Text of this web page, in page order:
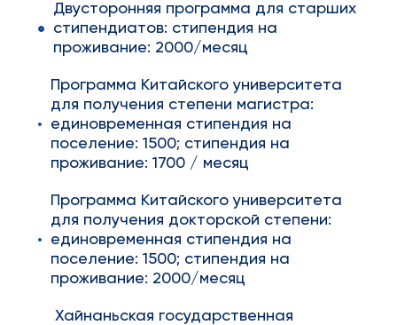
Двусторонняя программа для старших
стипендиатов: стипендия на
проживание: 2000/месяц
Программа Китайского университета
для получения степени магистра:
единовременная стипендия на
поселение: 1500; стипендия на
проживание: 1700 / месяц
Программа Китайского университета
для получения докторской степени:
единовременная стипендия на
поселение: 1500; стипендия на
проживание: 2000/месяц
Хайнаньская государственная